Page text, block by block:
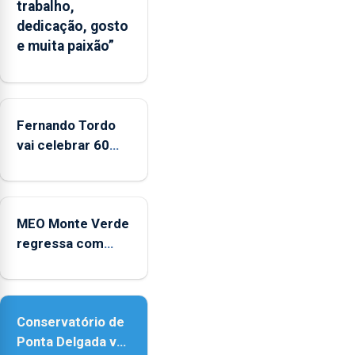
um
“decréscimo
significativo”
CPUE
2022
e
trabalho,
dedicação, gosto
e muita paixão”
Fernando Tordo
vai celebrar 60
no Coliseu
MEO Monte Verde
regressa com
acessibilidade
Conservatório de
Ponta Delgada vai